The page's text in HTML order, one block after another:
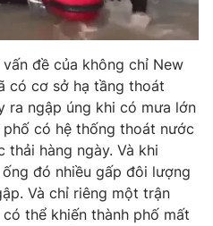
đề của không chỉ New
có cơ sở hạ tầng thoát
ra ngập úng khi có mưa lớn
có hệ thống thoát nước
hàng ngày. Và khi
đó nhiều gấp đôi lượng
Và chỉ riêng một trận
thể khiến thành phố mất